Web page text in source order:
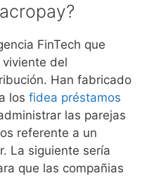
FinTech que
del
Han fabricado
los fidea préstamos
las parejas
referente a un
La siguiente sería
que las compañias